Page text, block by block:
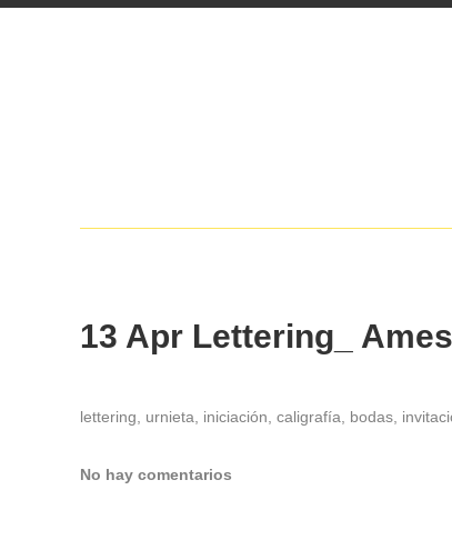
13 Apr Lettering_
lettering, urnieta, iniciación, caligrafía, bodas,
No hay comentarios